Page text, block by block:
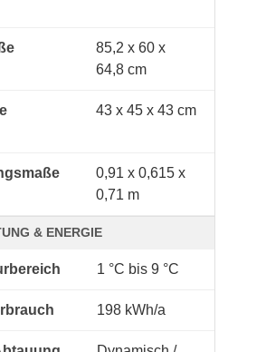
85,2 x 60 x
64,8 cm
43 x 45 x 43 cm
0,91 x 0,615 x
0,71 m
& ENERGIE
1 °C bis 9 °C
198 kWh/a